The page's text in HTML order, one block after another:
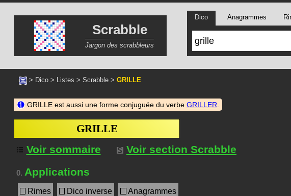
Scrabble
Jargon des scrabbleurs
Dico Anagrammes
> Dico > Listes > Scrabble > GRILLE
GRILLE est aussi une forme conjuguée du verbe GRILLER
GRILLE
Voir sommaire
Voir section Scrabble
0. Applications
Rimes Dico inverse Anagrammes